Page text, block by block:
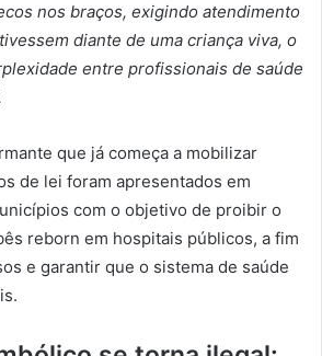
nos braços, exigindo atendimento
diante de uma criança viva, o
entre profissionais de saúde
que já começa a mobilizar
de lei foram apresentados em
com o objetivo de proibir o
reborn em hospitais públicos, a fim
e garantir que o sistema de saúde